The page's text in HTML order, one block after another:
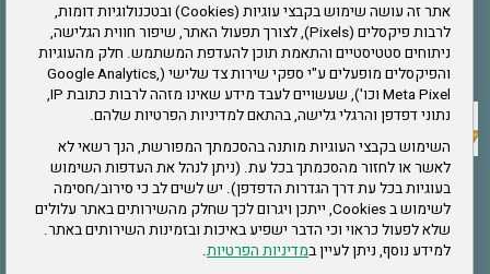
אתר זה עושה שימוש בקבצי עוגיות (Cookies) ובטכנולוגיות דומות,
לרבות פיקסלים (Pixels), לצורך תפעול האתר, שיפור חווית הגלישה,
ניתוחים סטטיסטיים והתאמת תוכן להעדפת המשתמש. חלק מהעוגיות
והפיקסלים מופעלים ע"י ספקי שירות צד שלישי (Google Analytics,
Meta Pixel וכו'), שעשויים לעבד מידע שאינו מזהה לרבות כתובת IP,
נתוני דפדפן והרגלי גלישה, בהתאם למדיניות הפרטיות שלהם.
השימוש בקבצי העוגיות מותנה בהסכמתך המפורשת, הנך רשאי לא
לאשר או לחזור מהסכמתך בכל עת. (ניתן לנהל את העדפות השימוש
בעוגיות בכל עת דרך הגדרות הדפדפן). יש לשים לב כי סירוב/חסימה
לשימוש ב Cookies, ייתכן ויגרום לכך שחלק מהשירותים באתר עלולים
שלא לפעול כראוי וכי הדבר ישפיע באיכות ובזמינות השירותים באתר.
למידע נוסף, ניתן לעיין במדיניות הפרטיות.
אתר צה"ל
תקנון האתר
שירותים
תעסוקה